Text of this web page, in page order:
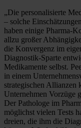
„Die personalisierte
– solche
haben einige Pharma-
allzu großer
die Konvergenz im
Diagnostik-Sparte
Medikamente selbst.
in einem
strategischen Allianzen
Unternehmen Vorzüge
Der Pathologe im
möglichst vielen Tests
dreien, die ihm die